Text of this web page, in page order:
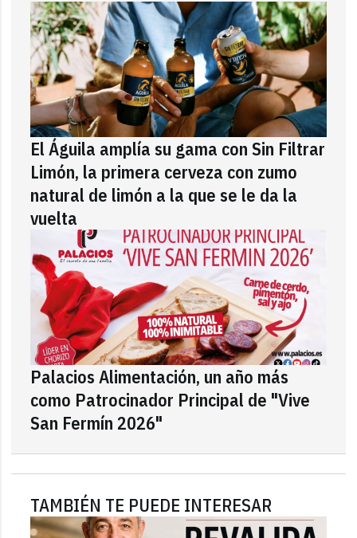
El Águila amplía su gama con Sin Filtrar
Limón, la primera cerveza con zumo
natural de limón a la que se le da la
vuelta
Palacios Alimentación, un año más
como Patrocinador Principal de "Vive
San Fermín 2026"
TAMBIÉN TE PUEDE INTERESAR